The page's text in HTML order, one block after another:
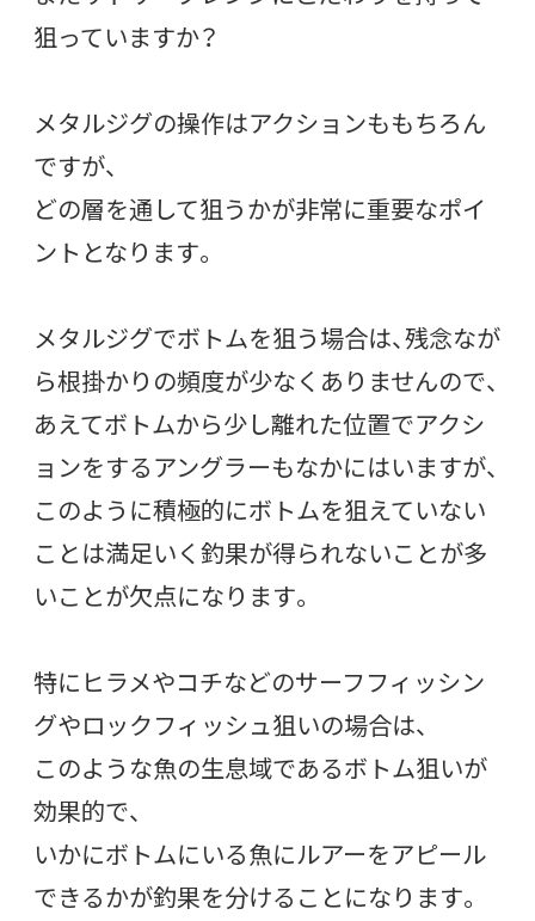
狙っていますか？
メタルジグの操作はアクションももちろん
ですが、
どの層を通して狙うかが非常に重要なポイ
ントとなります。
メタルジグでボトムを狙う場合は、残念なが
ら根掛かりの頻度が少なくありませんので、
あえてボトムから少し離れた位置でアクシ
ョンをするアングラーもなかにはいますが、
このように積極的にボトムを狙えていない
ことは満足いく釣果が得られないことが多
いことが欠点になります。
特にヒラメやコチなどのサーフフィッシン
グやロックフィッシュ狙いの場合は、
このような魚の生息域であるボトム狙いが
効果的で、
いかにボトムにいる魚にルアーをアピール
できるかが釣果を分けることになります。